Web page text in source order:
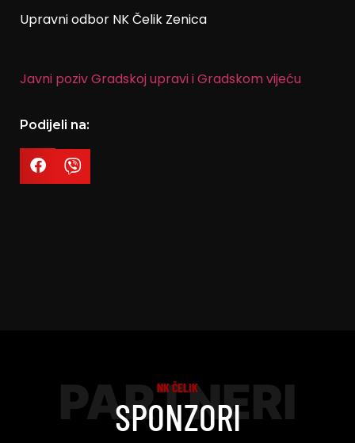
Upravni odbor NK Čelik Zenica
Javni poziv Gradskoj upravi i Gradskom vijeću
Podijeli na:
PARTNERI
NK ČELIK
SPONZORI